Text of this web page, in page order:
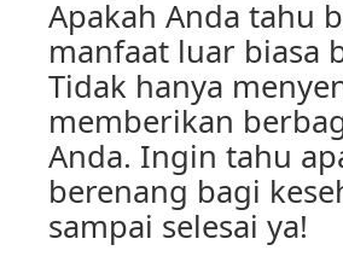
Apakah Anda tahu
manfaat luar biasa
Tidak hanya
memberikan
Anda. Ingin tahu
berenang bagi
sampai selesai ya!